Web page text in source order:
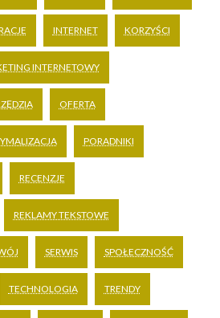
INTERNET KORZYŚCI
INTERNETOWY
OFERTA
PORADNIKI
RECENZJE
REKLAMY TEKSTOWE
SERWIS SPOŁECZNOŚĆ
TECHNOLOGIA TRENDY